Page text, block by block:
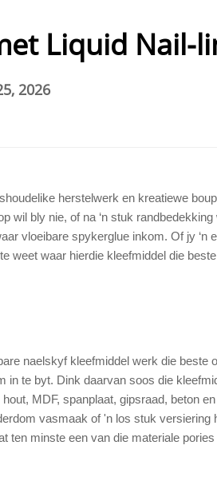
Liquid Nail-
2026
herstelwerk en kreatiewe
wil bly nie, of na ‘n stuk
vloeibare spykerglue inkom. Of jy ‘n
weet waar hierdie kleefmiddel die
naelskyf kleefmiddel werk die beste
in te byt. Dink daarvan soos die
MDF, spanplaat, gipsraad, beton
vasmaak of 'n los stuk versiering
ten minste een van die materiale